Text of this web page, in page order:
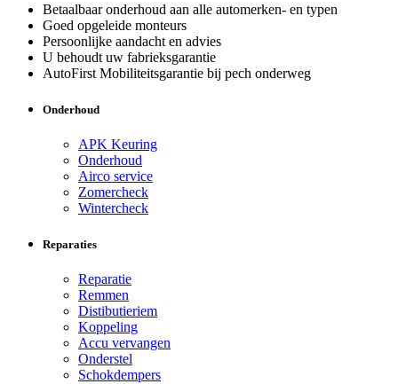
Betaalbaar onderhoud aan alle automerken- en typen
Goed opgeleide monteurs
Persoonlijke aandacht en advies
U behoudt uw fabrieksgarantie
AutoFirst Mobiliteitsgarantie bij pech onderweg
Onderhoud
APK Keuring
Onderhoud
Airco service
Zomercheck
Wintercheck
Reparaties
Reparatie
Remmen
Distibutieriem
Koppeling
Accu vervangen
Onderstel
Schokdempers